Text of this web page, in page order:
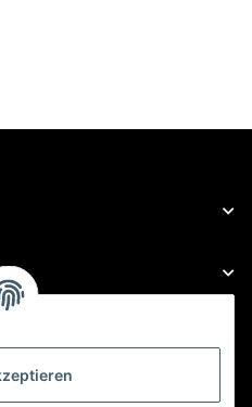
Bestellungen auch